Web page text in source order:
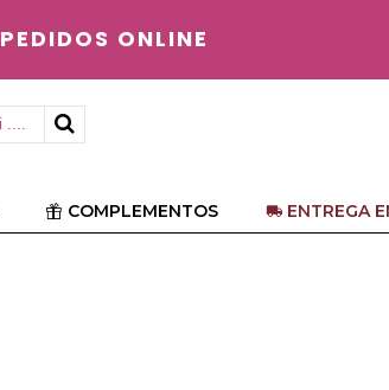
PEDIDOS ONLINE
COMPLEMENTOS ENTREGA